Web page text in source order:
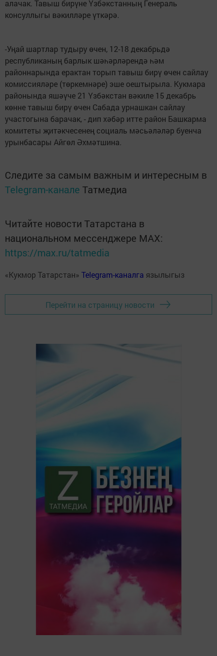
алачак. Тавыш бирүне Үзбәкстанның Генераль
консуллыгы вәкилләре үткәрә.
-Уңай шартлар тудыру өчен, 12-18 декабрьдә
республиканың барлык шәһәрләрендә һәм
районнарында ерактан торып тавыш бирү өчен сайлау
комиссияләре (төркемнәре) эше оештырыла. Кукмара
районында яшәүче 21 Үзбәкстан вәкиле 15 декабрь
көнне тавыш бирү өчен Сабада урнашкан сайлау
участогына барачак, - дип хәбәр итте район Башкарма
комитеты җитәкчесенең социаль мәсьәләләр буенча
урынбасары Айгөл Әхмәтшина.
Следите за самым важным и интересным в
Telegram-канале Татмедиа
Читайте новости Татарстана в
национальном мессенджере MАХ:
https://max.ru/tatmedia
«Кукмор Татарстан» Telegram-каналга язылыгыз
Перейти на страницу новости